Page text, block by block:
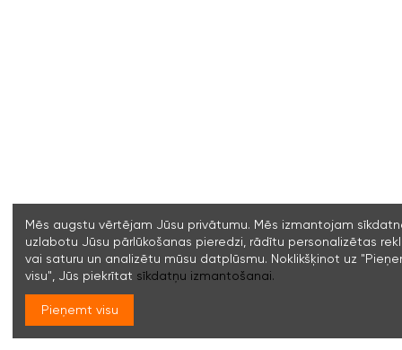
Mēs augstu vērtējam Jūsu privātumu. Mēs izmantojam
uzlabotu Jūsu pārlūkošanas pieredzi, rādītu personalizētas
vai saturu un analizētu mūsu datplūsmu. Noklikšķinot uz
visu", Jūs piekrītat sīkdatņu izmantošanai.
Pieņemt visu